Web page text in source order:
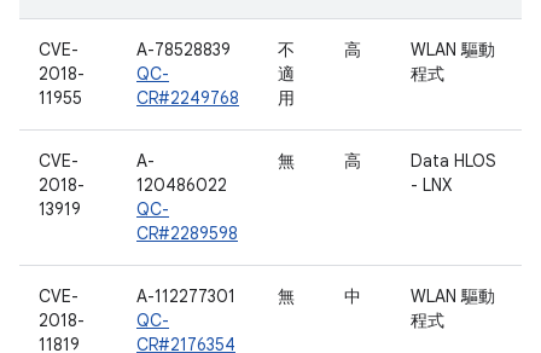
CVE-
2018-
11955
A-78528839
QC-
CR#2249768
不
適
用
高
WLAN 驅動
程式
CVE-
2018-
13919
A-
120486022
QC-
CR#2289598
無 高
Data HLOS
- LNX
CVE-
2018-
11819
A-112277301
QC-
CR#2176354
無 中
WLAN 驅動
程式